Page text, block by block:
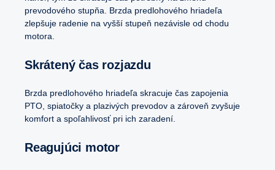
prevodového stupňa. Brzda predlohového hriadeľa
zlepšuje radenie na vyšší stupeň nezávisle od chodu
motora.
Skrátený čas rozjazdu
Brzda predlohového hriadeľa skracuje čas zapojenia
PTO, spiatočky a plazivých prevodov a zároveň zvyšuje
komfort a spoľahlivosť pri ich zaradení.
Reagujúci motor